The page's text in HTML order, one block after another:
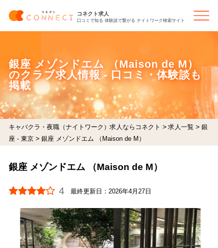
コネクト求人
口コミで知る 体験談で繋がる ナイトワーク検索サイト
銀座 メゾンドエム （Maison de M）
のクラブ求人情報 - 口コミ・体験談も
掲載
キャバクラ・夜職（ナイトワーク）求人ならコネクト >求人一覧 > 銀
座 - 東京> 銀座 メゾンドエム （Maison de M）
銀座 メゾンドエム （Maison de M）
4 最終更新日：2026年4月27日